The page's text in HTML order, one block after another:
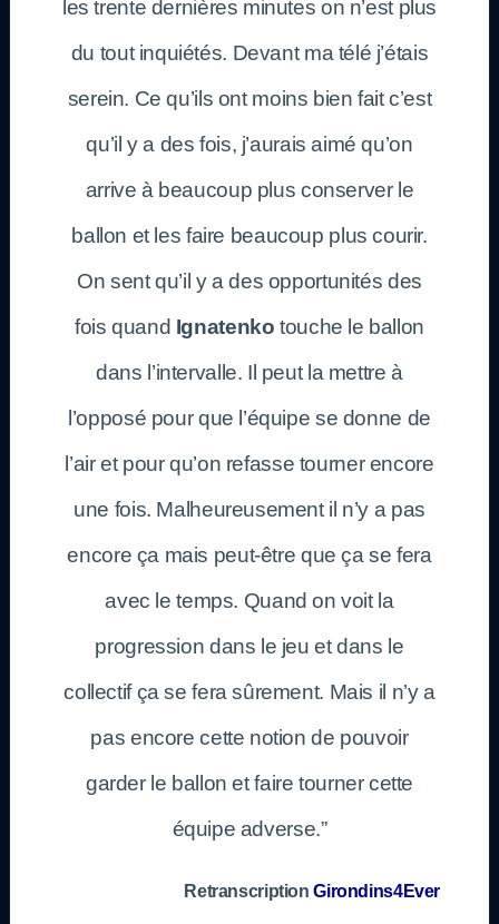
les trente dernières minutes on n’est plus
du tout inquiétés. Devant ma télé j’étais
serein. Ce qu’ils ont moins bien fait c’est
qu’il y a des fois, j’aurais aimé qu’on
arrive à beaucoup plus conserver le
ballon et les faire beaucoup plus courir.
On sent qu’il y a des opportunités des
fois quand Ignatenko touche le ballon
dans l’intervalle. Il peut la mettre à
l’opposé pour que l’équipe se donne de
l’air et pour qu’on refasse tourner encore
une fois. Malheureusement il n’y a pas
encore ça mais peut-être que ça se fera
avec le temps. Quand on voit la
progression dans le jeu et dans le
collectif ça se fera sûrement. Mais il n’y a
pas encore cette notion de pouvoir
garder le ballon et faire tourner cette
équipe adverse.”
RetranscriptionGirondins4Ever